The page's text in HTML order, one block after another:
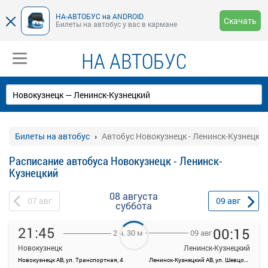
НА-АВТОБУС на ANDROID
Билеты на автобус у вас в кармане
Скачать
НА АВТОБУС
Билеты на автобус Автобус Новокузнецк - Ленинск-
Расписание автобуса Новокузнецк - Ленинск-
Кузнецкий
07 авг 08 августа
суббота 09 авг
21:45
Новокузнецк
Новокузнецк АВ, ул. Транспортная, 4
2 ч. 30 м 09 авг00:15
Ленинск-Кузнецкий
Ленинск-Кузнецкий АВ, ул. Шевцовой, 12
На данной странице вы можете ознакомиться с расписанием и